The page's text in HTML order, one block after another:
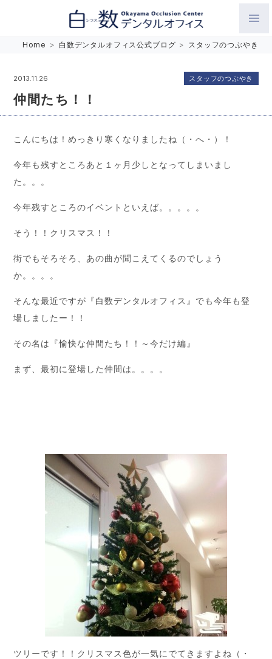
Home > 白数デンタルオフィス公式ブログ > スタッフのつぶやき
2013.11.26
仲間たち！！
スタッフのつぶやき
こんにちは！めっきり寒くなりましたね（・へ・）！
今年も残すところあと１ヶ月少しとなってしまいまし
た。。。
今年残すところのイベントといえば。。。。。
そう！！クリスマス！！
街でもそろそろ、あの曲が聞こえてくるのでしょう
か。。。。
そんな最近ですが『白数デンタルオフィス』でも今年も登
場しましたー！！
その名は『愉快な仲間たち！！～今だけ編』
まず、最初に登場した仲間は。。。。
ツリーです！！クリスマス色が一気にでてきますよね（・